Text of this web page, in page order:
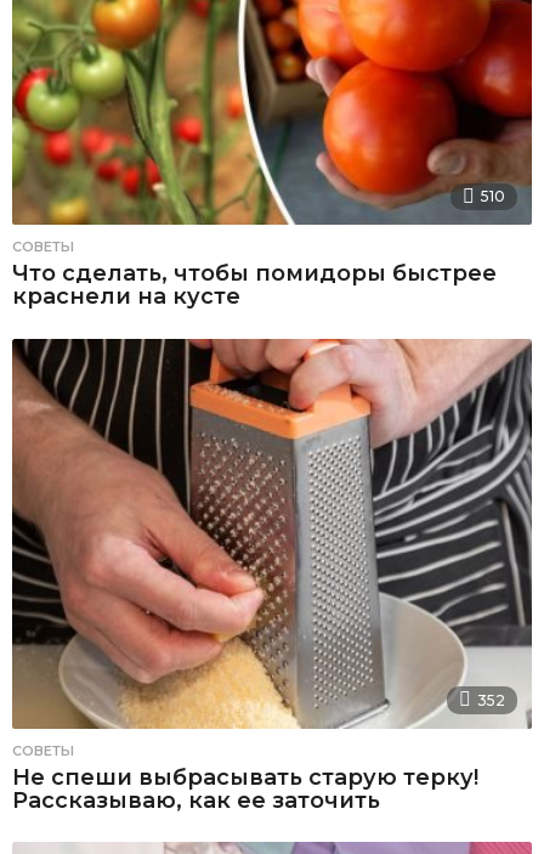
510
СОВЕТЫ
Что сделать, чтобы помидоры быстрее
краснели на кусте
352
СОВЕТЫ
Не спеши выбрасывать старую терку!
Рассказываю, как ее заточить